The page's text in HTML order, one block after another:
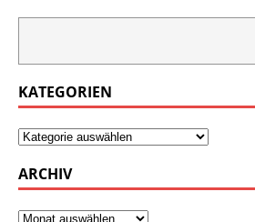
KATEGORIEN
ARCHIV